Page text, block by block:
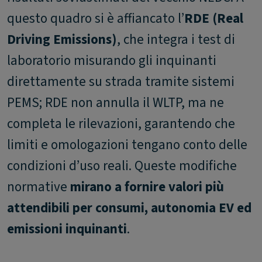
questo quadro si è affiancato l’RDE (Real
Driving Emissions), che integra i test di
laboratorio misurando gli inquinanti
direttamente su strada tramite sistemi
PEMS; RDE non annulla il WLTP, ma ne
completa le rilevazioni, garantendo che
limiti e omologazioni tengano conto delle
condizioni d’uso reali. Queste modifiche
normative mirano a fornire valori più
attendibili per consumi, autonomia EV ed
emissioni inquinanti.